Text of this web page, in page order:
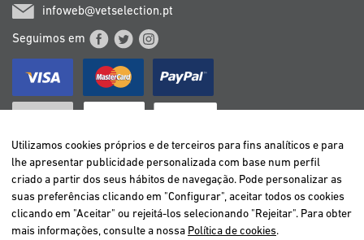
infoweb@vetselection.pt
Seguimos em
BELGIË / BELGIQUE
DEUTSCHLAND
ESPAÑA
Utilizamos cookies próprios e de terceiros para fins analíticos e para
lhe apresentar publicidade personalizada com base num perfil
criado a partir dos seus hábitos de navegação. Pode personalizar as
suas preferências clicando em "Configurar", aceitar todos os cookies
clicando em "Aceitar" ou rejeitá-los selecionando "Rejeitar". Para obter
mais informações, consulte a nossa Política de cookies.